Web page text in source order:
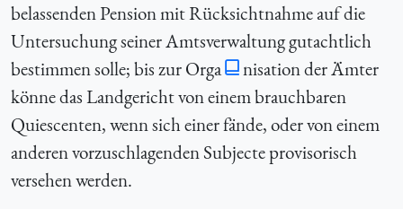
belassenden Pension mit Rücksichtnahme auf die
Untersuchung seiner Amtsverwaltung gutachtlich
bestimmen solle; bis zur Orga
nisation der Ämter
könne das Landgericht von einem brauchbaren
Quiescenten, wenn sich einer fände, oder von einem
anderen vorzuschlagenden Subjecte provisorisch
versehen werden.